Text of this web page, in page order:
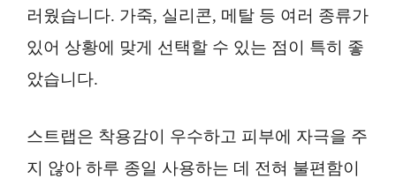
러웠습니다. 가죽, 실리콘, 메탈 등 여러 종류가
있어 상황에 맞게 선택할 수 있는 점이 특히 좋
았습니다.
스트랩은 착용감이 우수하고 피부에 자극을 주
지 않아 하루 종일 사용하는 데 전혀 불편함이